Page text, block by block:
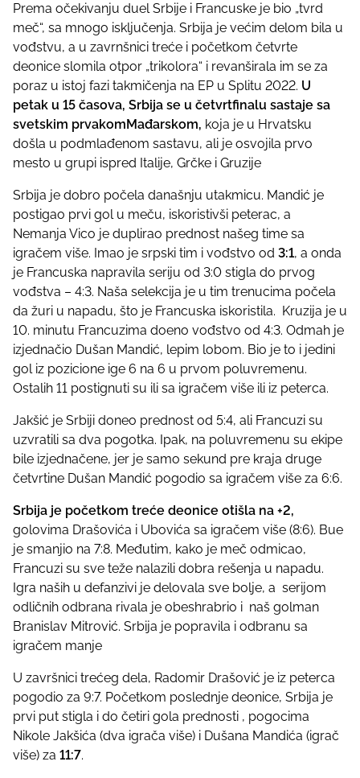
i
s
p
o
s
t
o
n
:
Prema očekivanju duel Srbije i Francuske je bio „tvrd
meč“, sa mnogo isključenja. Srbija je većim delom bila u
vođstvu, a u zavrnšnici treće i početkom četvrte
deonice slomila otpor „trikolora“ i revanširala im se za
poraz u istoj fazi takmičenja na EP u Splitu 2022. U
petak u 15 časova, Srbija se u četvrtfinalu sastaje sa
svetskim prvakomMađarskom, koja je u Hrvatsku
došla u podmlađenom sastavu, ali je osvojila prvo
mesto u grupi ispred Italije, Grčke i Gruzije
Srbija je dobro počela današnju utakmicu. Mandić je
postigao prvi gol u meču, iskoristivši peterac, a
Nemanja Vico je duplirao prednost našeg time sa
igračem više. Imao je srpski tim i vođstvo od 3:1, a onda
je Francuska napravila seriju od 3:0 stigla do prvog
vođstva – 4:3. Naša selekcija je u tim trenucima počela
da žuri u napadu, što je Francuska iskoristila. Kruzija je u
10. minutu Francuzima doeno vođstvo od 4:3. Odmah je
izjednačio Dušan Mandić, lepim lobom. Bio je to i jedini
gol iz pozicione ige 6 na 6 u prvom poluvremenu.
Ostalih 11 postignuti su ili sa igračem više ili iz peterca.
Jakšić je Srbiji doneo prednost od 5:4, ali Francuzi su
uzvratili sa dva pogotka. Ipak, na poluvremenu su ekipe
bile izjednačene, jer je samo sekund pre kraja druge
četvrtine Dušan Mandić pogodio sa igračem više za 6:6.
Srbija je početkom treće deonice otišla na +2,
golovima Drašovića i Ubovića sa igračem više (8:6). Bue
je smanjio na 7:8. Međutim, kako je meč odmicao,
Francuzi su sve teže nalazili dobra rešenja u napadu.
Igra naših u defanzivi je delovala sve bolje, a serijom
odličnih odbrana rivala je obeshrabrio i naš golman
Branislav Mitrović. Srbija je popravila i odbranu sa
igračem manje
U završnici trećeg dela, Radomir Drašović je iz peterca
pogodio za 9:7. Početkom poslednje deonice, Srbija je
prvi put stigla i do četiri gola prednosti , pogocima
Nikole Jakšića (dva igrača više) i Dušana Mandića (igrač
više) za 11:7.